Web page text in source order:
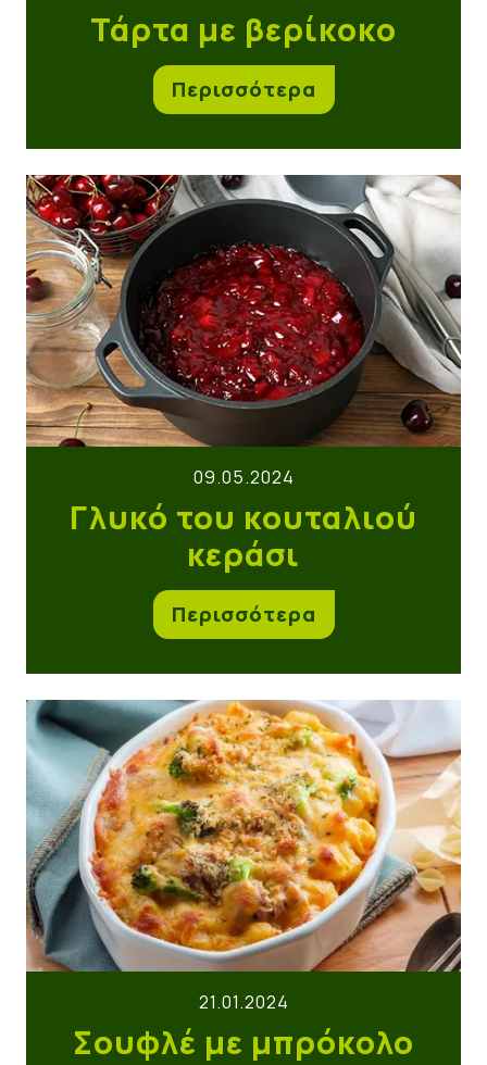
Τάρτα με βερίκοκο
Περισσότερα
Γλυκό του κουταλιού κεράσι
09.05.2024
Γλυκό του κουταλιού
κεράσι
Περισσότερα
Σουφλέ με μπρόκολο
21.01.2024
Σουφλέ με μπρόκολο